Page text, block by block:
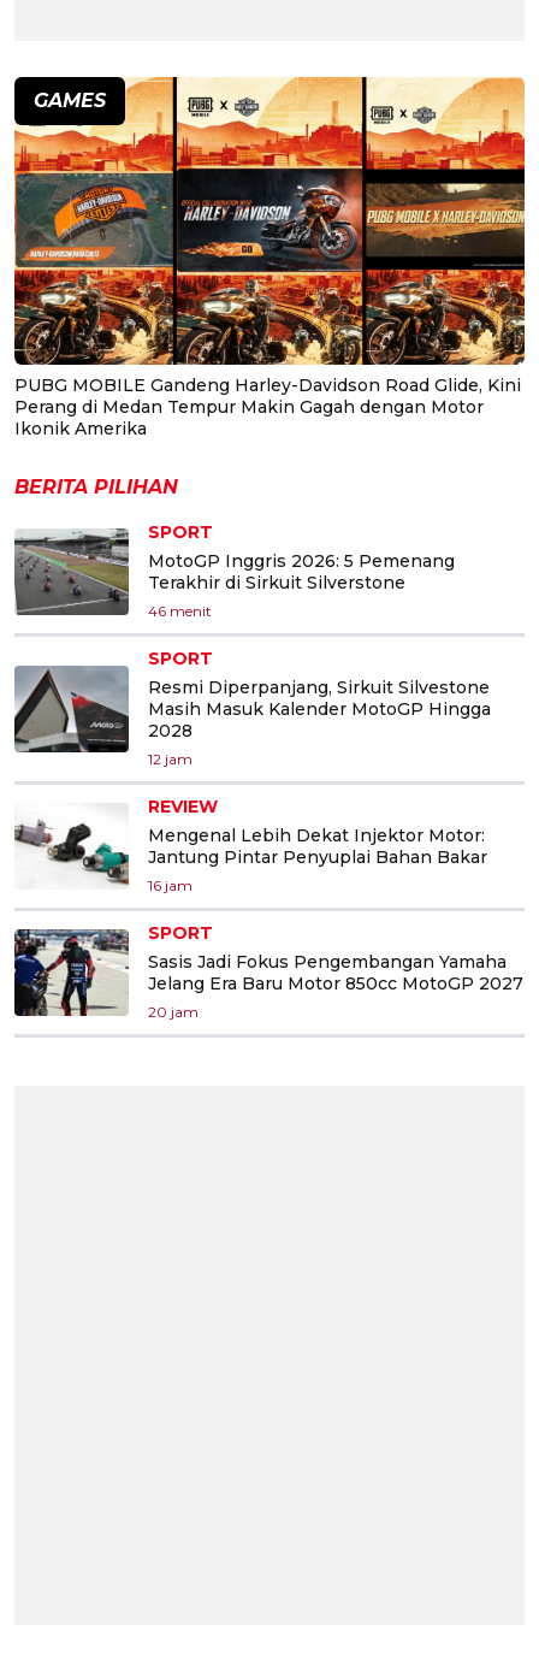
GAMES
PUBG MOBILE Gandeng Harley-Davidson Road Glide, Kini
Perang di Medan Tempur Makin Gagah dengan Motor
Ikonik Amerika
BERITA PILIHAN
SPORT
MotoGP Inggris 2026: 5 Pemenang
Terakhir di Sirkuit Silverstone
46 menit
SPORT
Resmi Diperpanjang, Sirkuit Silvestone
Masih Masuk Kalender MotoGP Hingga
2028
12 jam
REVIEW
Mengenal Lebih Dekat Injektor Motor:
Jantung Pintar Penyuplai Bahan Bakar
16 jam
SPORT
Sasis Jadi Fokus Pengembangan Yamaha
Jelang Era Baru Motor 850cc MotoGP 2027
20 jam